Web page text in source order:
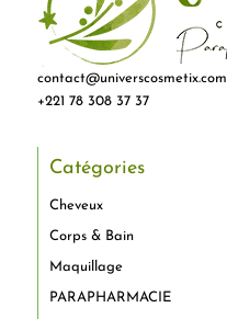
contact@universcosmetix.com
+221 78 308 37 37
Catégories
Cheveux
Corps & Bain
Maquillage
PARAPHARMACIE